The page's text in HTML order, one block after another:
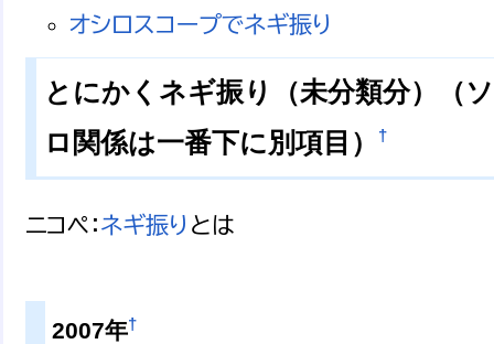
オシロスコープでネギ振り
とにかくネギ振り（未分類分）（
ロ関係は一番下に別項目）
†
ニコペ：ネギ振り とは
2007年†